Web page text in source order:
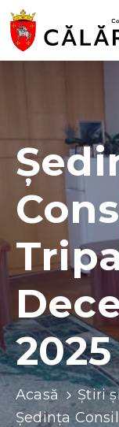
și
evenimente
Transparență
decizională
Comisii
raionale
Funcții
vacante
Contacte
2025
Acasă Știri
Ședința